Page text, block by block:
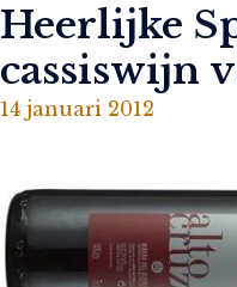
Heerlijke
cassiswijn
14 januari 2012